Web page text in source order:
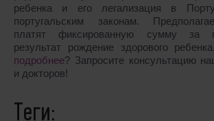
ребенка и его легализация в
португальским законам.
платят фиксированную сумму за
результат рождение здорового
подробнее? Запросите консультацию
и докторов!
Теги: